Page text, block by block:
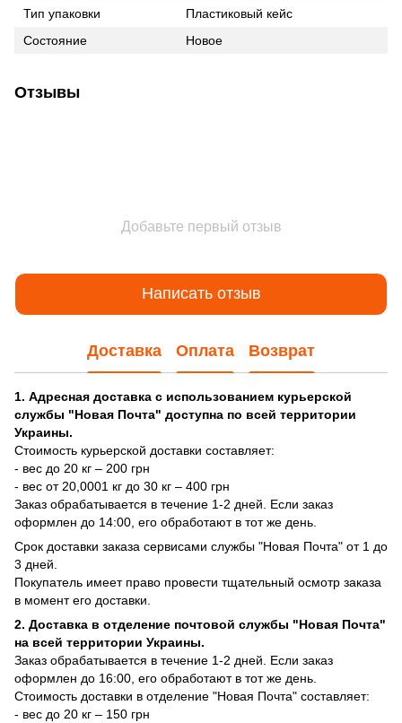
Тип упаковки
Пластиковый кейс
Состояние
Новое
Отзывы
Добавьте первый отзыв
Написать отзыв
Доставка Оплата Возврат
1. Адресная доставка с использованием курьерской
службы "Новая Почта" доступна по всей территории
Украины.
Стоимость курьерской доставки составляет:
- вес до 20 кг – 200 грн
- вес от 20,0001 кг до 30 кг – 400 грн
Заказ обрабатывается в течение 1-2 дней. Если заказ
оформлен до 14:00, его обработают в тот же день.
Срок доставки заказа сервисами службы "Новая Почта" от 1 до
3 дней.
Покупатель имеет право провести тщательный осмотр заказа
в момент его доставки.
2. Доставка в отделение почтовой службы "Новая Почта"
на всей территории Украины.
Заказ обрабатывается в течение 1-2 дней. Если заказ
оформлен до 16:00, его обработают в тот же день.
Стоимость доставки в отделение "Новая Почта" составляет:
- вес до 20 кг – 150 грн